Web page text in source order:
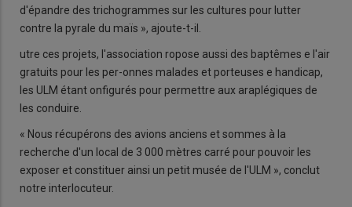
d'épandre des trichogrammes sur les cultures pour lutter
contre la pyrale du maïs », ajoute-t-il.
utre ces projets, l'association ropose aussi des baptêmes e l'air
gratuits pour les per-onnes malades et porteuses e handicap,
les ULM étant onfigurés pour permettre aux araplégiques de
les conduire.
« Nous récupérons des avions anciens et sommes à la
recherche d'un local de 3 000 mètres carré pour pouvoir les
exposer et constituer ainsi un petit musée de l'ULM », conclut
notre interlocuteur.